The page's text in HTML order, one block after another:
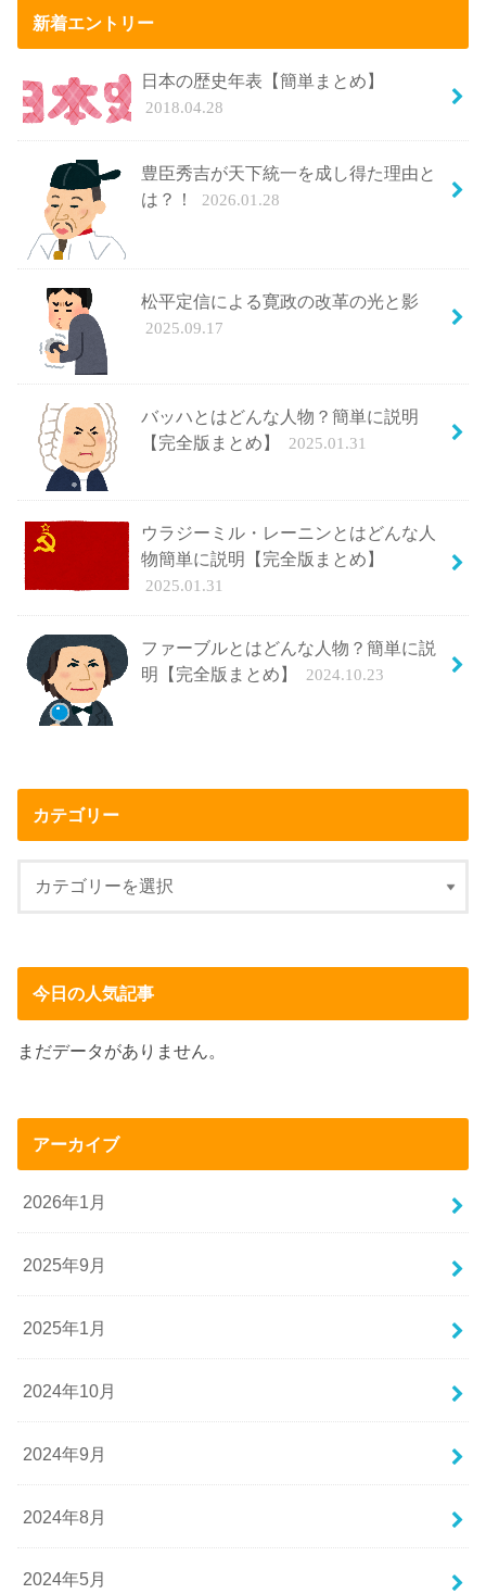
新着エントリー
日本の歴史年表【簡単まとめ】
2018.04.28
豊臣秀吉が天下統一を成し得た理由と
は？！
2026.01.28
松平定信による寛政の改革の光と影
2025.09.17
バッハとはどんな人物？簡単に説明
【完全版まとめ】
2025.01.31
ウラジーミル・レーニンとはどんな人
物簡単に説明【完全版まとめ】
2025.01.31
ファーブルとはどんな人物？簡単に説
明【完全版まとめ】
2024.10.23
カテゴリー
今日の人気記事
まだデータがありません。
アーカイブ
2026年1月
2025年9月
2025年1月
2024年10月
2024年9月
2024年8月
2024年5月